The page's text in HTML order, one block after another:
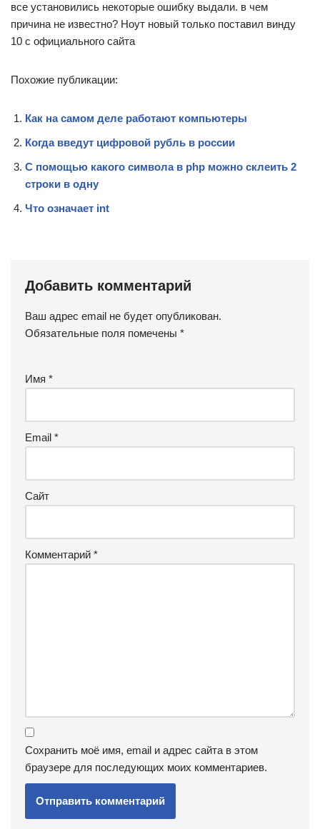
все установились некоторые ошибку выдали. в чем
причина не известно? Ноут новый только поставил винду
10 с официального сайта
Похожие публикации:
Как на самом деле работают компьютеры
Когда введут цифровой рубль в россии
С помощью какого символа в php можно склеить 2
строки в одну
Что означает int
Добавить комментарий
Ваш адрес email не будет опубликован.
Обязательные поля помечены *
Имя *
Email *
Сайт
Комментарий *
Сохранить моё имя, email и адрес сайта в этом
браузере для последующих моих комментариев.